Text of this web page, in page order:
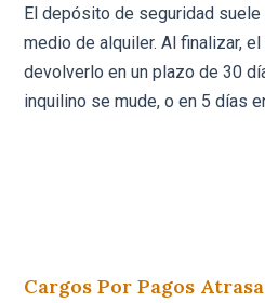
El depósito de seguridad
medio de alquiler. Al finalizar,
devolverlo en un plazo de 30
inquilino se mude, o en 5 días
Cargos Por Pagos